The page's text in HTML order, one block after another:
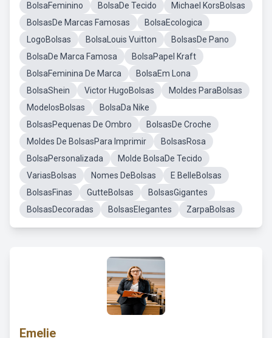
BolsaFeminino
BolsaDe Tecido
Michael KorsBolsas
BolsasDe Marcas Famosas
BolsaEcologica
LogoBolsas
BolsaLouis Vuitton
BolsasDe Pano
BolsaDe Marca Famosa
BolsaPapel Kraft
BolsaFeminina De Marca
BolsaEm Lona
BolsaShein
Victor HugoBolsas
Moldes ParaBolsas
ModelosBolsas
BolsaDa Nike
BolsasPequenas De Ombro
BolsasDe Croche
Moldes De BolsasPara Imprimir
BolsasRosa
BolsaPersonalizada
Molde BolsaDe Tecido
VariasBolsas
Nomes DeBolsas
E BelleBolsas
BolsasFinas
GutteBolsas
BolsasGigantes
BolsasDecoradas
BolsasElegantes ZarpaBolsas
Emelie